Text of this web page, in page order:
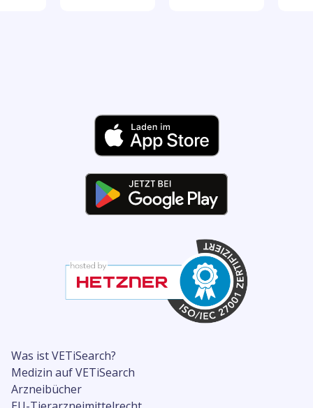
Was ist VETiSearch?
Medizin auf VETiSearch
Arzneibücher